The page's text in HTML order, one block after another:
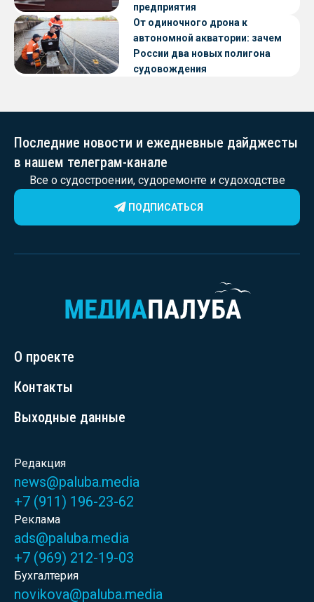
предприятия
От одиночного дрона к
автономной акватории: зачем
России два новых полигона
судовождения
Последние новости и ежедневные дайджесты
в нашем телеграм-канале
Все о судостроении, судоремонте и судоходстве
ПОДПИСАТЬСЯ
О проекте
Контакты
Выходные данные
Редакция
news@paluba.media
+7 (911) 196-23-62
Реклама
ads@paluba.media
+7 (969) 212-19-03
Бухгалтерия
novikova@paluba.media